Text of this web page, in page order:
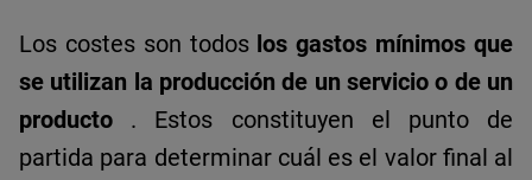
Los costes son todos los gastos mínimos que
se utilizan la producción de un servicio o de un
producto . Estos constituyen el punto de
partida para determinar cuál es el valor final al